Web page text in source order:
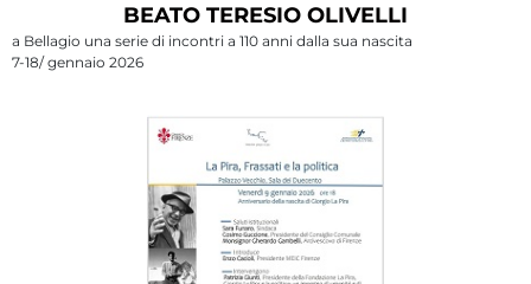
BEATO TERESIO OLIVELLI
a Bellagio una serie di incontri a 110 anni dalla sua nascita
7-18/ gennaio 2026